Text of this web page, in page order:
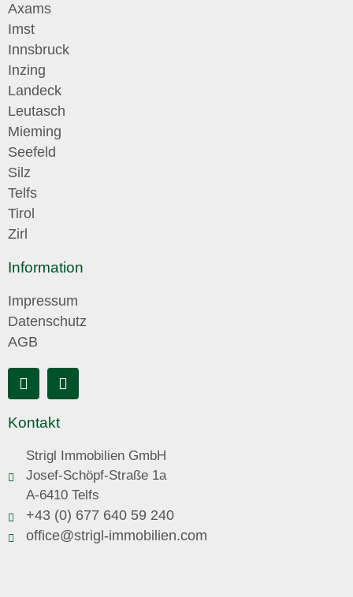
Axams
Imst
Innsbruck
Inzing
Landeck
Leutasch
Mieming
Seefeld
Silz
Telfs
Tirol
Zirl
Information
Impressum
Datenschutz
AGB
Kontakt
Strigl Immobilien GmbH
Josef-Schöpf-Straße 1a
A-6410 Telfs
+43 (0) 677 640 59 240
office@strigl-immobilien.com